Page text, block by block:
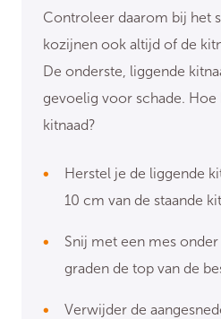
Controleer daarom bij het
kozijnen ook altijd of de
De onderste, liggende
gevoelig voor schade. Hoe
kitnaad?
Herstel je de liggende
10 cm van de staande
Snij met een mes
graden de top van de
Verwijder de